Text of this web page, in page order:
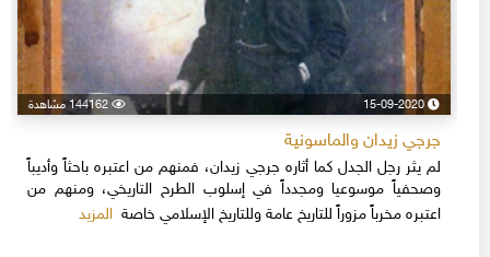
15-09-2020 144162 مشاهدة
جرجي زيدان والماسونية
لم يثر رجل الجدل كما أثاره جرجي زيدان، فمنهم من اعتبره باحثاً وأديباً
وصحفياً موسوعيا ومجدداً في إسلوب الطرح التاريخي، ومنهم من
اعتبره مخرباً مزوراً للتاريخ عامة وللتاريخ الإسلامي خاصةالمزيد